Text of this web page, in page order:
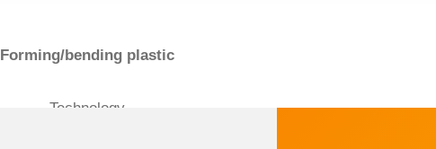
Forming/bending plastic
Technology